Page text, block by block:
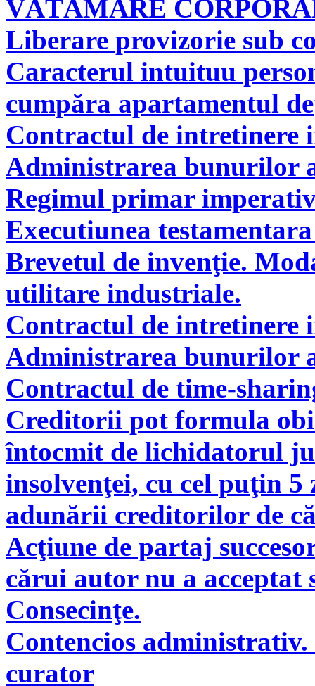
VĂTĂMARE
Liberare provizorie sub
Caracterul intuituu
cumpăra apartamentul
Contractul de intretinere
Administrarea bunurilor
Regimul primar
Executiunea
Brevetul de invenţie.
utilitare industriale.
Contractul de intretinere
Administrarea bunurilor
Contractul de time-
Creditorii pot formula
întocmit de lichidatorul
insolvenţei, cu cel puţin
adunării creditorilor de
Acţiune de partaj
cărui autor nu a acceptat
Consecinţe.
Contencios
curator